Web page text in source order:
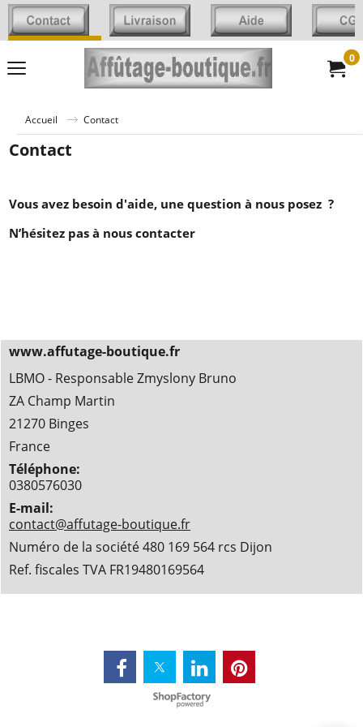
0
Accueil Contact
Contact
Vous avez besoin d'aide, une question à nous posez ?
N’hésitez pas à nous contacter
www.affutage-boutique.fr
LBMO - Responsable Zmyslony Bruno
ZA Champ Martin
21270 Binges
France
Téléphone:
0380576030
E-mail:
contact@affutage-boutique.fr
Numéro de la société 480 169 564 rcs Dijon
Ref. fiscales TVA FR19480169564
Boutique en ligne créés
avec le logiciel